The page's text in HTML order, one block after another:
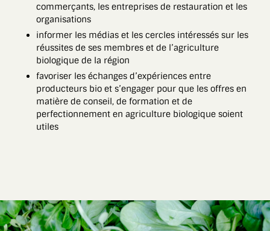
commerçants, les entreprises de restauration et les
organisations
informer les médias et les cercles intéressés sur les
réussites de ses membres et de l’agriculture
biologique de la région
favoriser les échanges d’expériences entre
producteurs bio et s’engager pour que les offres en
matière de conseil, de formation et de
perfectionnement en agriculture biologique soient
utiles